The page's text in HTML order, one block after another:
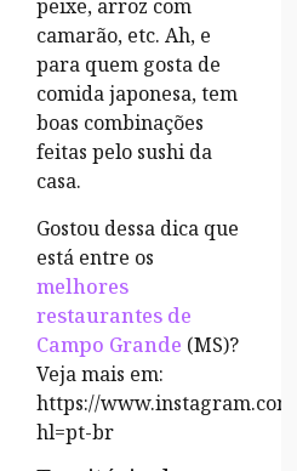
peixe, arroz com
camarão, etc. Ah, e
para quem gosta de
comida japonesa, tem
boas combinações
feitas pelo sushi da
casa.
Gostou dessa dica que
está entre os
melhores
restaurantes de
Campo Grande (MS)?
Veja mais em:
https://www.instagram.com/
hl=pt-br